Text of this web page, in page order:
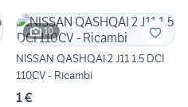
10
NISSAN QASHQAI 2 J11 1.5 DCI
110CV - Ricambi
1 €